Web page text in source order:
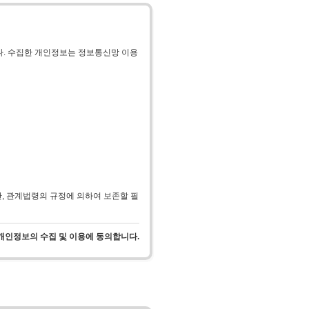
수집한 개인정보는 정보통신망 이용
관계법령의 규정에 의하여 보존할 필
인정보의 수집 및 이용에 동의합니다.